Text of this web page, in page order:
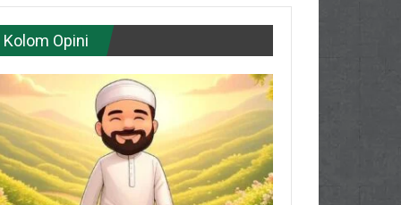
Kolom Opini